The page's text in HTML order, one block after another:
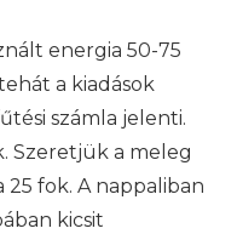
energia 50-75
a kiadások
számla jelenti.
Szeretjük a meleg
fok. A nappaliban
kicsit